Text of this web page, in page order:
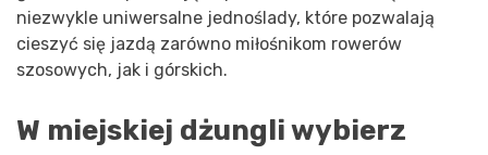
niezwykle uniwersalne jednoślady, które pozwalają
cieszyć się jazdą zarówno miłośnikom rowerów
szosowych, jak i górskich.
W miejskiej dżungli wybierz